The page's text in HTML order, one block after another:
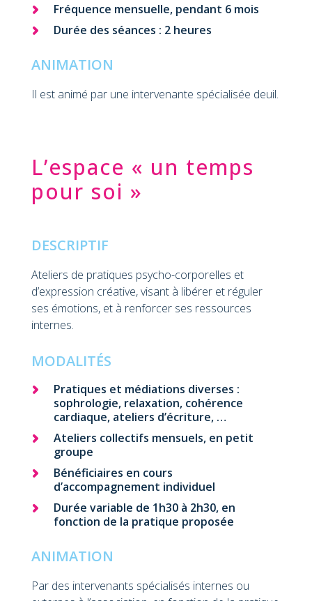
Fréquence mensuelle, pendant 6 mois
Durée des séances : 2 heures
ANIMATION
Il est animé par une intervenante spécialisée deuil.
L’espace « un temps
pour soi »
DESCRIPTIF
Ateliers de pratiques psycho-corporelles et
d’expression créative, visant à libérer et réguler
ses émotions, et à renforcer ses ressources
internes.
MODALITÉS
Pratiques et médiations diverses :
sophrologie, relaxation, cohérence
cardiaque, ateliers d’écriture, …
Ateliers collectifs mensuels, en petit
groupe
Bénéficiaires en cours
d’accompagnement individuel
Durée variable de 1h30 à 2h30, en
fonction de la pratique proposée
ANIMATION
Par des intervenants spécialisés internes ou